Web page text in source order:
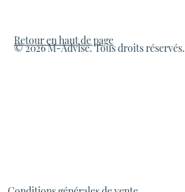
Retour en haut de page
© 2026 M-Advise. Tous droits réservés.